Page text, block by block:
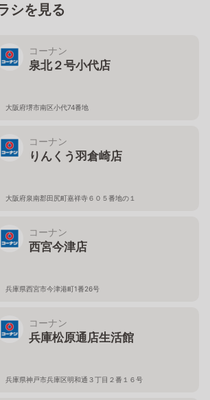
シを見る
コーナン
泉北２号小代店
大阪府堺市南区小代74番地
コーナン
りんくう羽倉崎店
大阪府泉南郡田尻町嘉祥寺６０５番地の１
コーナン
西宮今津店
兵庫県西宮市今津港町1番26号
コーナン
兵庫松原通店生活館
兵庫県神戸市兵庫区明和通３丁目２番１６号